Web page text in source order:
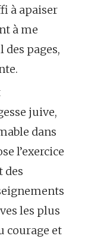
à apaiser
à me
des pages,
juive,
dans
l’exercice
des
les plus
courage et